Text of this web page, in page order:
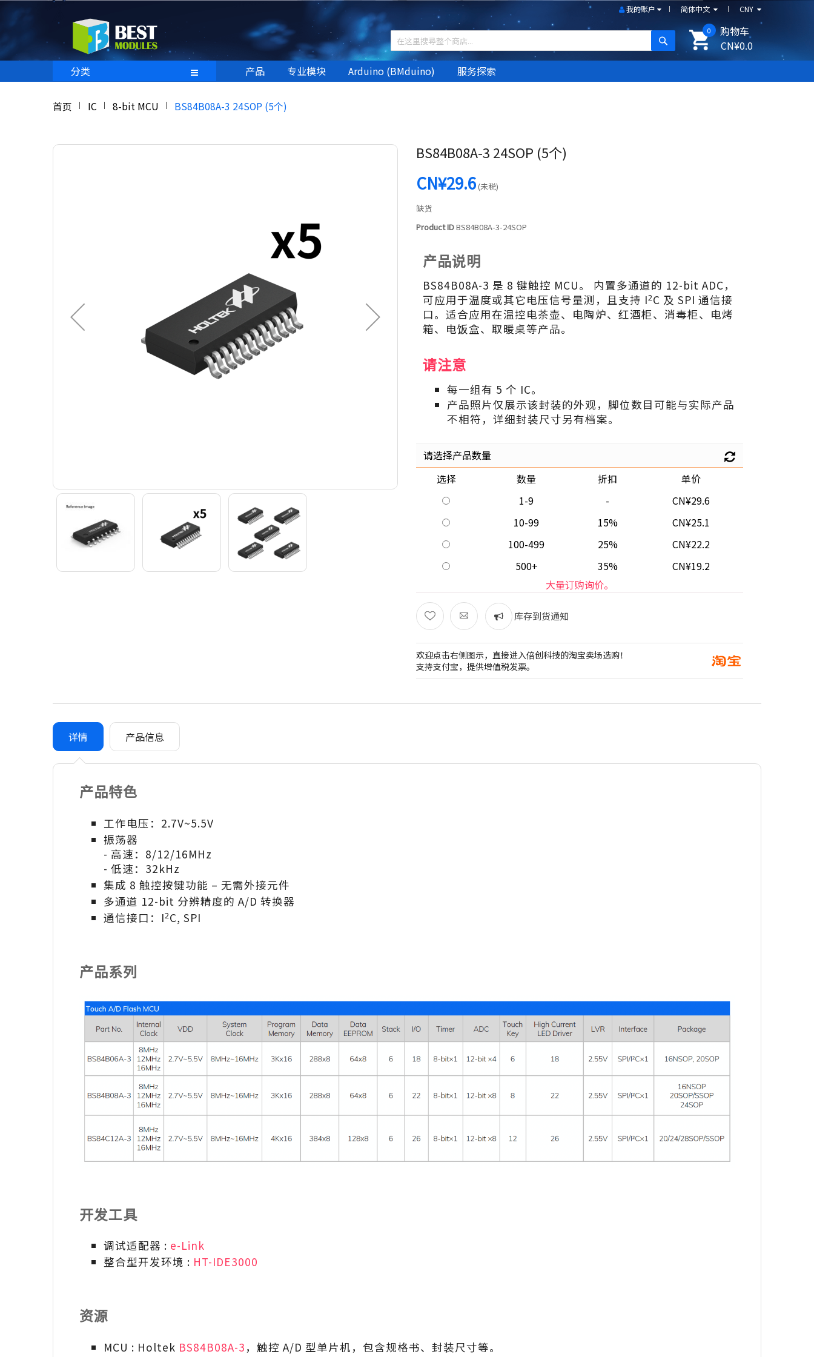
CNY
简体中文
我的账户
购物车
0
CN¥0.0
分类
产品 专业模块 Arduino (BMduino) 服务探索
首页 IC 8-bit MCU BS84B08A-3 24SOP (5个)
BS84B08A-3 24SOP (5个)
CN¥29.6(未税)
缺货
Product IDBS84B08A-3-24SOP
产品说明
BS84B08A-3 是 8 键触控 MCU。 内置多通道的 12-bit ADC，
可应用于温度或其它电压信号量测，且支持 I2C 及 SPI 通信接
口。适合应用在温控电茶壶、电陶炉、红酒柜、消毒柜、电烤
箱、电饭盒、取暖桌等产品。
请注意
每一组有 5 个 IC。
产品照片仅展示该封装的外观，脚位数目可能与实际产品
不相符，详细封装尺寸另有档案。
请选择产品数量
选择
数量 折扣
单价
1-9
-
CN¥29.6
10-99
15%
CN¥25.1
100-499
25%
CN¥22.2
500+
35%
CN¥19.2
大量订购询价。
库存到货通知
欢迎点击右侧图示，直接进入倍创科技的淘宝卖场选购！
支持支付宝，提供增值税发票。
详情 产品信息
产品特色
工作电压：2.7V~5.5V
振荡器
- 高速：8/12/16MHz
- 低速：32kHz
集成 8 触控按键功能 – 无需外接元件
多通道 12-bit 分辨精度的 A/D 转换器
通信接口：I2C, SPI
产品系列
开发工具
调试适配器 : e-Link
整合型开发环境 : HT-IDE3000
资源
MCU : Holtek BS84B08A-3 ，触控 A/D 型单片机，包含规格书、封装尺寸等。